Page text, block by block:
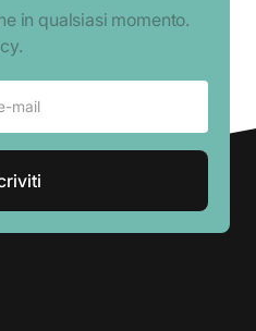
in qualsiasi momento.